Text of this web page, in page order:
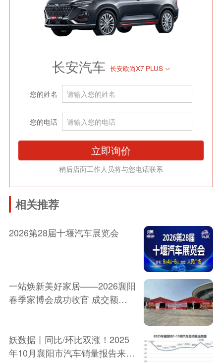
长安汽车 长安欧尚X7 PLUS
您的姓名
您的电话
立即询价
稍后店面工作人员将与您电话联系
相关推荐
2026第28届十堰汽车展览会
一站焕新美好家居——2026襄阳
春季家博会成功收官 成交额
妖数据丨同比/环比双涨！2025
年10月襄阳市汽车销量报告来